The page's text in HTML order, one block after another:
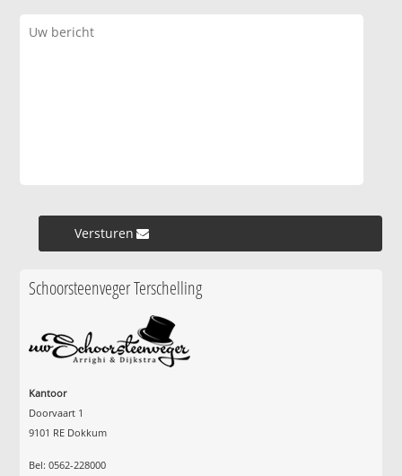
Versturen »
Schoorsteenveger Terschelling
Kantoor
Doorvaart 1
9101 RE Dokkum
Bel: 0562-228000